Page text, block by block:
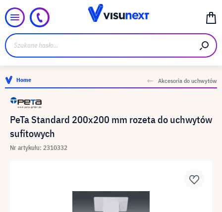
Home Akcesoria do uchwytów
PeTa Standard 200x200 mm rozeta do uchwytów
sufitowych
Nr artykułu: 2310332